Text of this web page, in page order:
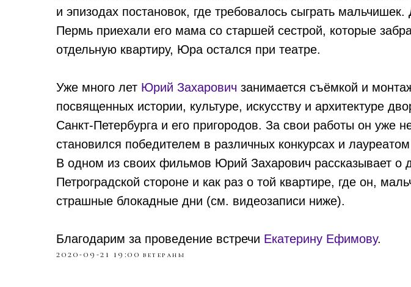
и эпизодах постановок, где требовалось сыграть мальчишек.
Пермь приехали его мама со старшей сестрой, которые
отдельную квартиру, Юра остался при театре.
Уже много лет Юрий Захарович занимается съёмкой и
посвященных истории, культуре, искусству и архитектуре
Санкт-Петербурга и его пригородов. За свои работы он уже
становился победителем в различных конкурсах и
В одном из своих фильмов Юрий Захарович рассказывает о
Петроградской стороне и как раз о той квартире, где он,
страшные блокадные дни (см. видеозаписи ниже).
Благодарим за проведение встречи Екатерину Ефимову.
2020-09-21 19:00 ветераны